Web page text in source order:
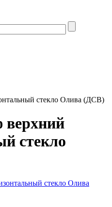
стекло Олива (ДСВ)
стекло